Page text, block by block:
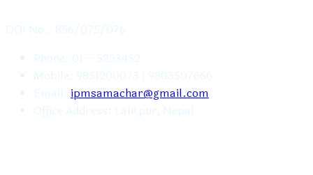
DOI No.: 856/075/076
Phone: 01 – 5253452
Mobile: 9851200073 | 9803507666
Email: ipmsamachar@gmail.com
Office Address: Lalitpur, Nepal